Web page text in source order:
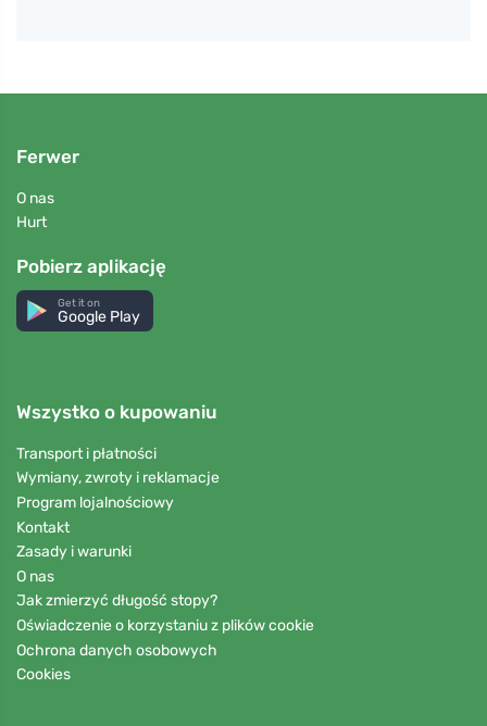
Ferwer
O nas
Hurt
Pobierz aplikację
Get it on
Google Play
Wszystko o kupowaniu
Transport i płatności
Wymiany, zwroty i reklamacje
Program lojalnościowy
Kontakt
Zasady i warunki
O nas
Jak zmierzyć długość stopy?
Oświadczenie o korzystaniu z plików cookie
Ochrona danych osobowych
Cookies